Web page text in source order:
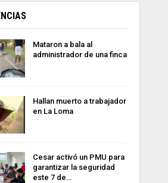
Mataron a bala al
administrador de una finca
Hallan muerto a trabajador
en La Loma
Cesar activó un PMU para
garantizar la seguridad
este 7 de…